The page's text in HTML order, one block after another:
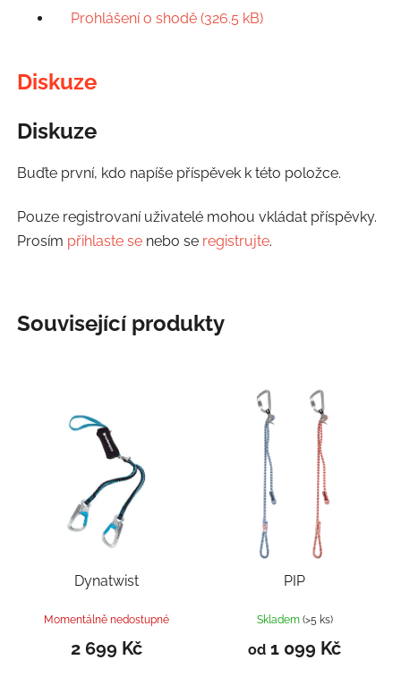
Prohlášení o shodě (326.5 kB)
Diskuze
Diskuze
Buďte první, kdo napíše příspěvek k této položce.
Pouze registrovaní uživatelé mohou vkládat příspěvky.
Prosím přihlaste senebo se registrujte.
Související produkty
Dynatwist
Momentálně nedostupné
2 699 Kč
PIP
Skladem (>5 ks)
od 1 099 Kč